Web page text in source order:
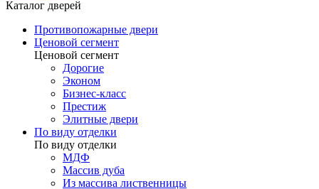
Каталог дверей
Противопожарные двери
Ценовой сегмент
Ценовой сегмент
Дорогие
Эконом
Бизнес-класс
Престиж
Элитные двери
По виду отделки
По виду отделки
МДФ
Массив дуба
Из массива лиственницы